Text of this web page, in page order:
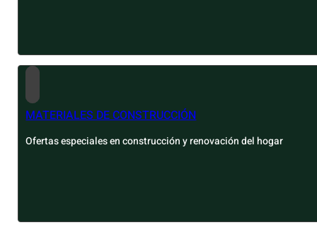
MATERIALES DE CONSTRUCCIÓN
Ofertas especiales en construcción y renovación del hogar